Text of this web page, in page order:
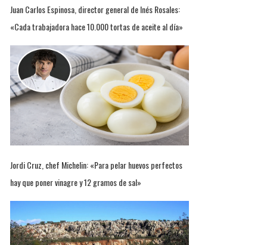
Juan Carlos Espinosa, director general de Inés Rosales:
«Cada trabajadora hace 10.000 tortas de aceite al día»
Jordi Cruz, chef Michelin: «Para pelar huevos perfectos
hay que poner vinagre y 12 gramos de sal»